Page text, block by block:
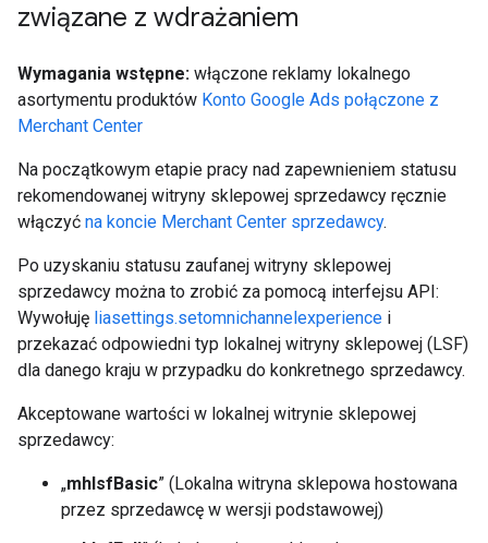
związane z wdrażaniem
Wymagania wstępne: włączone reklamy lokalnego
asortymentu produktów Konto Google Ads połączone z
Merchant Center
Na początkowym etapie pracy nad zapewnieniem statusu
rekomendowanej witryny sklepowej sprzedawcy ręcznie
włączyć na koncie Merchant Center sprzedawcy.
Po uzyskaniu statusu zaufanej witryny sklepowej
sprzedawcy można to zrobić za pomocą interfejsu API:
Wywołuję liasettings.setomnichannelexperience i
przekazać odpowiedni typ lokalnej witryny sklepowej (LSF)
dla danego kraju w przypadku do konkretnego sprzedawcy.
Akceptowane wartości w lokalnej witrynie sklepowej
sprzedawcy:
„mhlsfBasic” (Lokalna witryna sklepowa hostowana
przez sprzedawcę w wersji podstawowej)